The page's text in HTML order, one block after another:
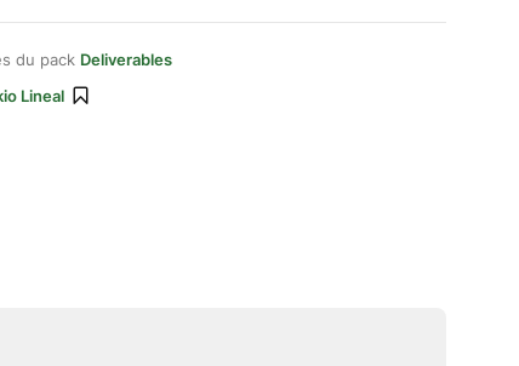
du pack Deliverables
Lineal